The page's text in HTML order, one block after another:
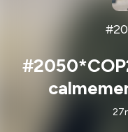
#2050*COP25 Presque un